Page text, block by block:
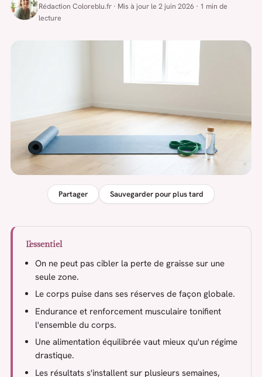
Rédaction Coloreblu.fr · Mis à jour le 2 juin 2026 · 1 min de
lecture
Partager Sauvegarder pour plus tard
L'essentiel
On ne peut pas cibler la perte de graisse sur une
seule zone.
Le corps puise dans ses réserves de façon globale.
Endurance et renforcement musculaire tonifient
l'ensemble du corps.
Une alimentation équilibrée vaut mieux qu'un régime
drastique.
Les résultats s'installent sur plusieurs semaines,